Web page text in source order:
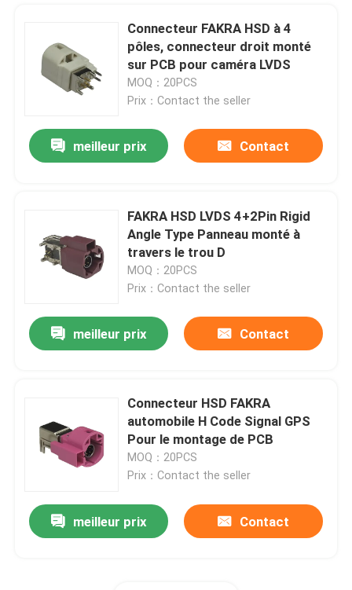
Connecteur FAKRA HSD à 4
pôles, connecteur droit monté
sur PCB pour caméra LVDS
MOQ：20PCS
Prix：Contact the seller
meilleur prix Contact
FAKRA HSD LVDS 4+2Pin Rigid
Angle Type Panneau monté à
travers le trou D
MOQ：20PCS
Prix：Contact the seller
meilleur prix Contact
Connecteur HSD FAKRA
automobile H Code Signal GPS
Pour le montage de PCB
MOQ：20PCS
Prix：Contact the seller
meilleur prix Contact